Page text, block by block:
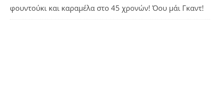
φουντούκι και καραμέλα στο 45 χρονών! Όου μάι Γκαντ!